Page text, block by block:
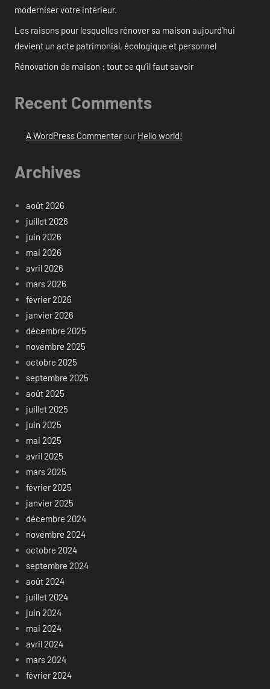
moderniser votre intérieur.
Les raisons pour lesquelles rénover sa maison aujourd’hui
devient un acte patrimonial, écologique et personnel
Rénovation de maison : tout ce qu’il faut savoir
Recent Comments
A WordPress Commentersur Hello world!
Archives
août 2026
juillet 2026
juin 2026
mai 2026
avril 2026
mars 2026
février 2026
janvier 2026
décembre 2025
novembre 2025
octobre 2025
septembre 2025
août 2025
juillet 2025
juin 2025
mai 2025
avril 2025
mars 2025
février 2025
janvier 2025
décembre 2024
novembre 2024
octobre 2024
septembre 2024
août 2024
juillet 2024
juin 2024
mai 2024
avril 2024
mars 2024
février 2024